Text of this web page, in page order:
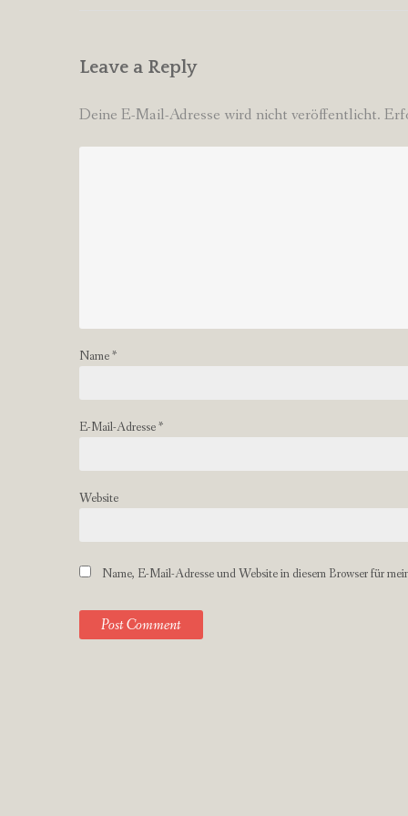
Leave a Reply
Deine E-Mail-Adresse wird nicht veröffentlicht.
Name*
E-Mail-Adresse*
Website
Name, E-Mail-Adresse und Website in diesem Browser für